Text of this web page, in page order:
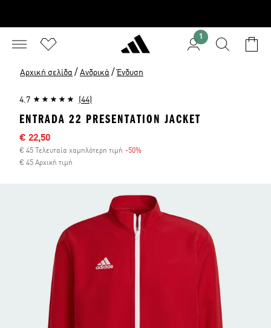
1
Αρχική σελίδα / Ανδρικά / Ένδυση
4.7 (44)
ENTRADA 22 PRESENTATION JACKET
Τιμή έκπτωσης
€ 22,50
€ 45 Τελευταία χαμηλότερη τιμή -50%
€ 45 Αρχική τιμή